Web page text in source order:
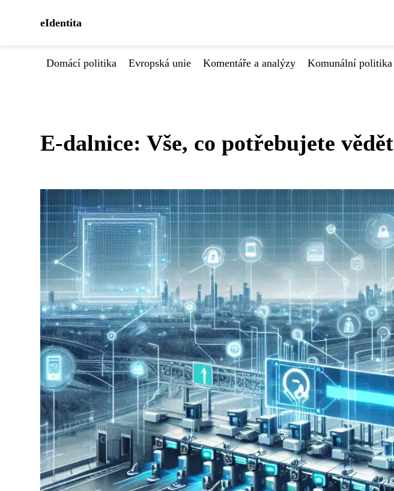
eIdentita
Domácí politika Evropská unie Komentáře a analýzy Komunální politika
E-dalnice: Vše, co potřebujete vědět